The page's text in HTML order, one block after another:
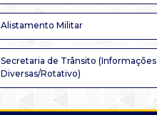
Alistamento Militar
Secretaria de Trânsito (Informações
Diversas/Rotativo)